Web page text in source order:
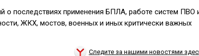
о последствиях применения БПЛА, работе систем ПВО
ЖКХ, мостов, военных и иных критически важных
Следите за нашими новостями